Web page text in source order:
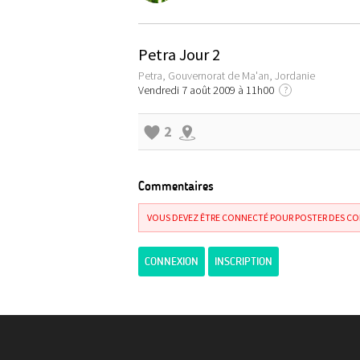
Petra Jour 2
Petra, Gouvernorat de Ma'an, Jordanie
Vendredi 7 août 2009 à 11h00
?
2
Commentaires
VOUS DEVEZ ÊTRE CONNECTÉ POUR POSTER DES
CONNEXION INSCRIPTION